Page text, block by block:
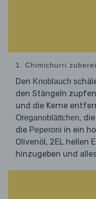
1. Chimichurri
Den Knoblauch
den Stängeln
und die Kerne
Oreganoblättchen, die
die Peperoni in ein
Olivenöl, 2EL hellen
hinzugeben und